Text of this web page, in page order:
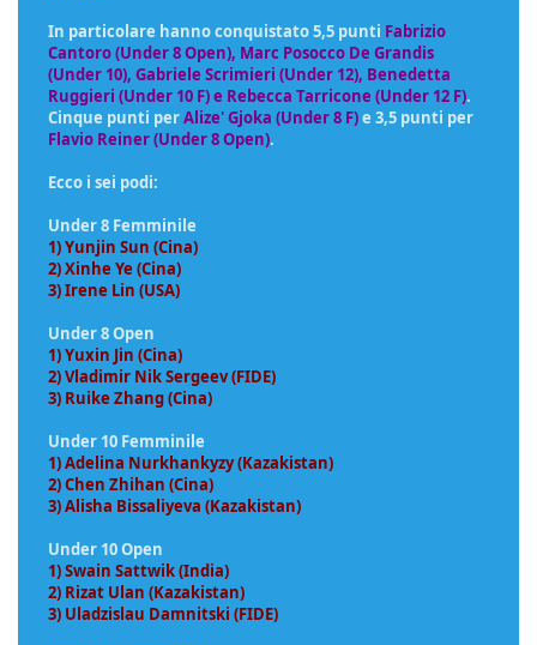
In particolare hanno conquistato 5,5 punti Fabrizio
Cantoro (Under8 Open), Marc Posocco De Grandis
(Under 10), Gabriele Scrimieri (Under 12), Benedetta
Ruggieri (Under 10 F) e Rebecca Tarricone (Under 12 F).
Cinque punti perAlize' Gjoka (Under 8 F)e 3,5 punti per
Flavio Reiner (Under 8 Open).
Ecco i sei podi:
Under 8 Femminile
1) Yunjin Sun (Cina)
2) Xinhe Ye (Cina)
3) Irene Lin (USA)
Under 8 Open
1) Yuxin Jin (Cina)
2) Vladimir Nik Sergeev (FIDE)
3) Ruike Zhang (Cina)
Under 10 Femminile
1) Adelina Nurkhankyzy (Kazakistan)
2) Chen Zhihan (Cina)
3) Alisha Bissaliyeva (Kazakistan)
Under 10 Open
1) Swain Sattwik (India)
2) Rizat Ulan (Kazakistan)
3) Uladzislau Damnitski (FIDE)